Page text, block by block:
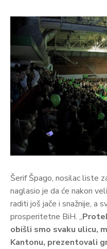
Šerif Špago, nosilac liste
naglasio je da će nakon
raditi još jače i snažnije, a
prosperitetne BiH. „
obišli smo svaku ulicu,
Kantonu, prezentovali